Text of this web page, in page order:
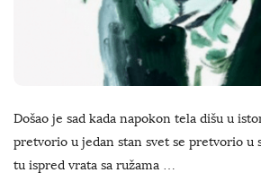
Došao je sad kada napokon tela dišu u
pretvorio u jedan stan svet se pretvorio u
tu ispred vrata sa ružama …